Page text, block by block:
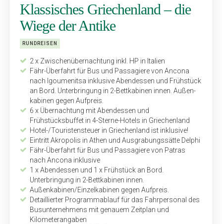
Klassisches Griechenland – die
Wiege der Antike
RUNDREISEN
2 x Zwischenübernachtung inkl. HP in Italien
Fähr-Überfahrt für Bus und Passa­giere von Ancona
nach Igoumenitsa inklusive Abendessen und Frühstück
an Bord. Unterbringung in 2-Bettkabinen innen. Außen­
kabinen gegen Aufpreis.
6 x Übernachtung mit Abendessen und
Frühstücksbuffet in 4-Sterne-Hotels in Griechenland
Hotel-/Touristensteuer in Griechenland ist inklusive!
Eintritt Akropolis in Athen und Ausgrabungssätte Delphi
Fähr-Überfahrt für Bus und Passagiere von Patras
nach Ancona inklusive
1 x Abendessen und 1 x Frühstück an Bord.
Unterbringung in 2-Bettkabinen innen.
Außenkabinen/Einzelkabinen gegen Aufpreis.
Detaillierter Programmablauf für das Fahrpersonal des
Busunternehmens mit genauem Zeitplan und
Kilometerangaben